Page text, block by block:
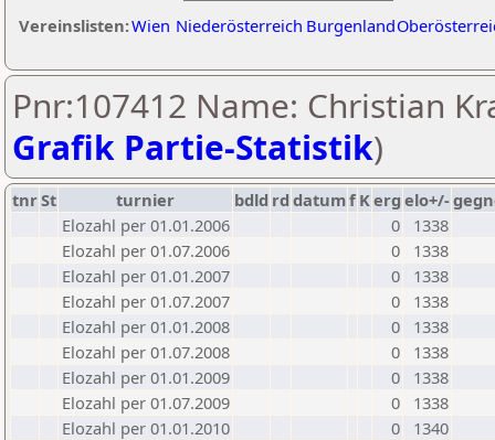
Vereinslisten:Wien Niederösterreich Burgenland
Pnr:107412 Name: Christian
Grafik Partie-Statistik)
tnrSt turnier bdld rd datumf Kerg elo+/-
Elozahl per 01.01.2006
0
1338
Elozahl per 01.07.2006
0
1338
Elozahl per 01.01.2007
0
1338
Elozahl per 01.07.2007
0
1338
Elozahl per 01.01.2008
0
1338
Elozahl per 01.07.2008
0
1338
Elozahl per 01.01.2009
0
1338
Elozahl per 01.07.2009
0
1338
Elozahl per 01.01.2010
0
1340